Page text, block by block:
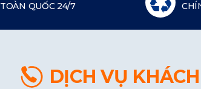
TOÀN QUỐC 24/7
DỊCH VỤ